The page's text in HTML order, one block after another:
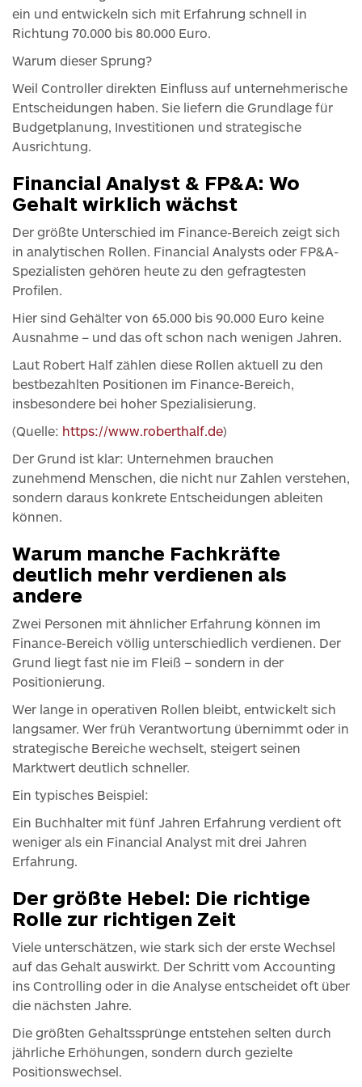
ein und entwickeln sich mit Erfahrung schnell in
Richtung 70.000 bis 80.000 Euro.
Warum dieser Sprung?
Weil Controller direkten Einfluss auf unternehmerische
Entscheidungen haben. Sie liefern die Grundlage für
Budgetplanung, Investitionen und strategische
Ausrichtung.
Financial Analyst & FP&A: Wo
Gehalt wirklich wächst
Der größte Unterschied im Finance-Bereich zeigt sich
in analytischen Rollen. Financial Analysts oder FP&A-
Spezialisten gehören heute zu den gefragtesten
Profilen.
Hier sind Gehälter von 65.000 bis 90.000 Euro keine
Ausnahme – und das oft schon nach wenigen Jahren.
Laut Robert Half zählen diese Rollen aktuell zu den
bestbezahlten Positionen im Finance-Bereich,
insbesondere bei hoher Spezialisierung.
(Quelle: https://www.roberthalf.de)
Der Grund ist klar: Unternehmen brauchen
zunehmend Menschen, die nicht nur Zahlen verstehen,
sondern daraus konkrete Entscheidungen ableiten
können.
Warum manche Fachkräfte
deutlich mehr verdienen als
andere
Zwei Personen mit ähnlicher Erfahrung können im
Finance-Bereich völlig unterschiedlich verdienen. Der
Grund liegt fast nie im Fleiß – sondern in der
Positionierung.
Wer lange in operativen Rollen bleibt, entwickelt sich
langsamer. Wer früh Verantwortung übernimmt oder in
strategische Bereiche wechselt, steigert seinen
Marktwert deutlich schneller.
Ein typisches Beispiel:
Ein Buchhalter mit fünf Jahren Erfahrung verdient oft
weniger als ein Financial Analyst mit drei Jahren
Erfahrung.
Der größte Hebel: Die richtige
Rolle zur richtigen Zeit
Viele unterschätzen, wie stark sich der erste Wechsel
auf das Gehalt auswirkt. Der Schritt vom Accounting
ins Controlling oder in die Analyse entscheidet oft über
die nächsten Jahre.
Die größten Gehaltssprünge entstehen selten durch
jährliche Erhöhungen, sondern durch gezielte
Positionswechsel.